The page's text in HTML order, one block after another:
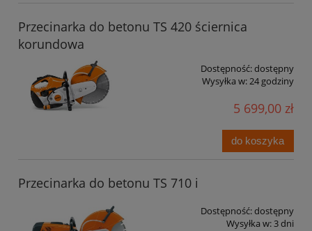
Przecinarka do betonu TS 420 ściernica
korundowa
Dostępność:dostępny
Wysyłka w:24 godziny
5 699,00 zł
do koszyka
Przecinarka do betonu TS 710 i
Dostępność:dostępny
Wysyłka w:3 dni